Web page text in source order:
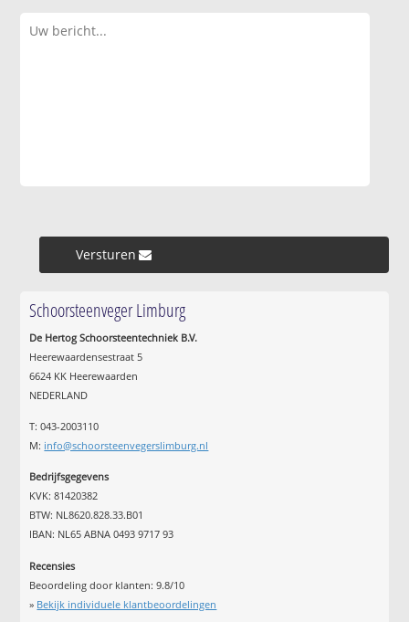
Versturen »
Schoorsteenveger Limburg
De Hertog Schoorsteentechniek B.V.
Heerewaardensestraat 5
6624 KK Heerewaarden
NEDERLAND
T: 043-2003110
M: info@schoorsteenvegerslimburg.nl
Bedrijfsgegevens
KVK: 81420382
BTW: NL8620.828.33.B01
IBAN: NL65 ABNA 0493 9717 93
Recensies
Beoordeling door klanten:9.8/10
» Bekijk individuele klantbeoordelingen